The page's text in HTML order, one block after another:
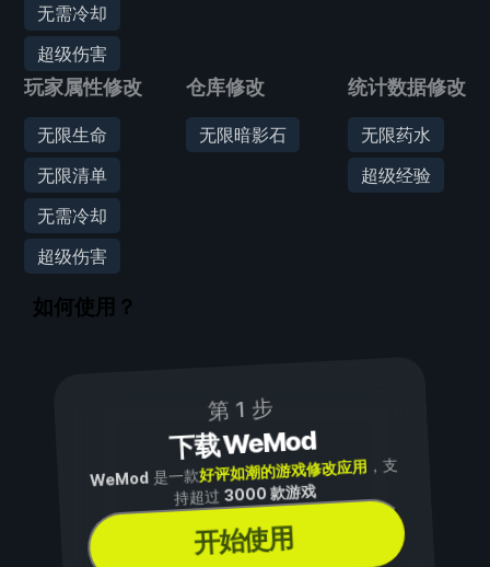
无需冷却
超级伤害
玩家属性修改
无限生命
无限清单
无需冷却
超级伤害
仓库修改
无限暗影石
统计数据修改
无限药水
超级经验
如何使用？
第 1 步
下载 WeMod
WeMod是一款好评如潮的游戏修改应用 ，支
持超过3000 款游戏
开始使用